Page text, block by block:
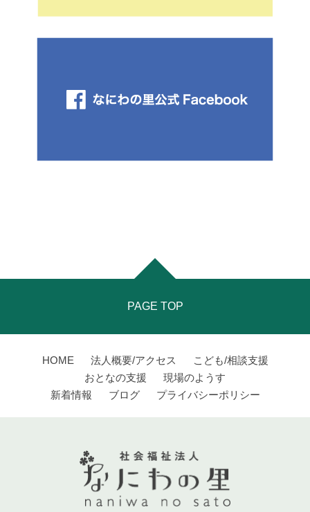
PAGE TOP
HOME 法人概要/アクセス
こども/相談支援
おとなの支援
現場のようす
新着情報
ブログ プライバシーポリシー